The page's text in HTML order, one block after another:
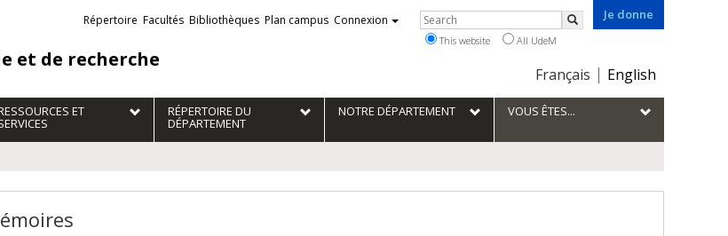
et de recherche
Je donne
Choix
la
langue
Français English
Liens
externes
Répertoire Facultés Bibliothèques Plan campus Connexion Rechercher
Search
This website All UdeM
ET RÉPERTOIRE DU
DÉPARTEMENT
NOTRE DÉPARTEMENT VOUS ÊTES...